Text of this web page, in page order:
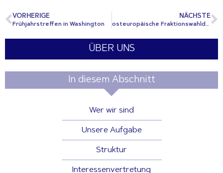
VORHERIGE
Frühjahrstreffen in Washington
NÄCHSTE
osteuropäische Fraktionswahldebatte für die Kandidatur im Sicherheitsrat
ÜBER UNS
In diesem Abschnitt
Wer wir sind
Unsere Aufgabe
Struktur
Interessenvertretung